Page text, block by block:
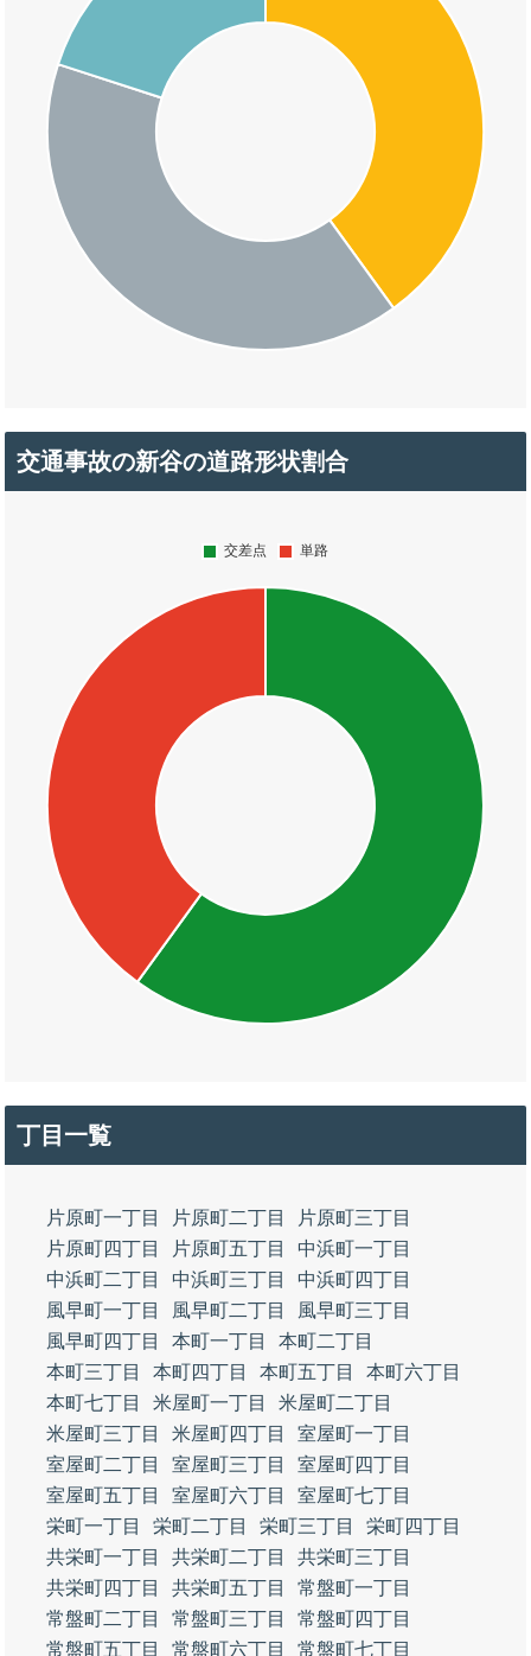
交通事故の新谷の道路形状割合
丁目一覧
片原町一丁目 片原町二丁目
片原町三丁目
片原町四丁目
片原町五丁目
中浜町一丁目
中浜町二丁目
中浜町三丁目
中浜町四丁目
風早町一丁目
風早町二丁目
風早町三丁目
風早町四丁目
本町一丁目
本町二丁目
本町三丁目
本町四丁目 本町五丁目
本町六丁目
本町七丁目
米屋町一丁目
米屋町二丁目
米屋町三丁目
米屋町四丁目
室屋町一丁目
室屋町二丁目
室屋町三丁目
室屋町四丁目
室屋町五丁目
室屋町六丁目
室屋町七丁目
栄町一丁目
栄町二丁目 栄町三丁目
栄町四丁目
共栄町一丁目
共栄町二丁目
共栄町三丁目
共栄町四丁目
共栄町五丁目
常盤町一丁目
常盤町二丁目
常盤町三丁目
常盤町四丁目
常盤町五丁目
常盤町六丁目 常盤町七丁目